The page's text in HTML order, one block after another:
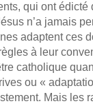
qui ont édicté
n’a jamais
adaptent ces
à leur
catholique
ou «
Mais les